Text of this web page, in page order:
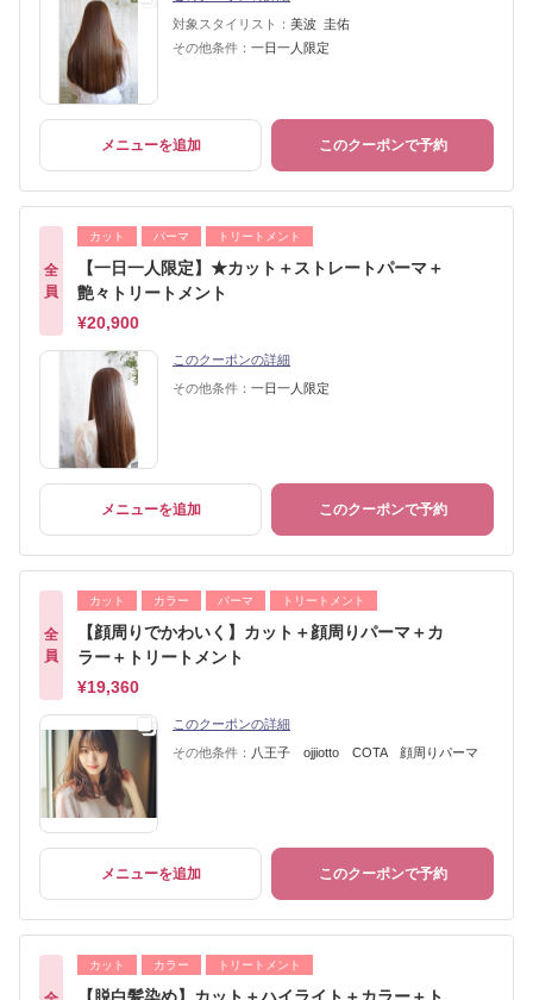
対象スタイリスト： 美波 圭佑
その他条件： 一日一人限定
メニューを追加 このクーポンで予約
全
員
カット パーマ トリートメント
【一日一人限定】★カット＋ストレートパーマ＋
艶々トリートメント
¥20,900
このクーポンの詳細
その他条件： 一日一人限定
メニューを追加 このクーポンで予約
全
員
カット カラー パーマ トリートメント
【顔周りでかわいく】カット＋顔周りパーマ＋カ
ラー＋トリートメント
¥19,360
このクーポンの詳細
その他条件： 八王子 ojjiotto COTA 顔周りパーマ
メニューを追加 このクーポンで予約
カット カラー トリートメント